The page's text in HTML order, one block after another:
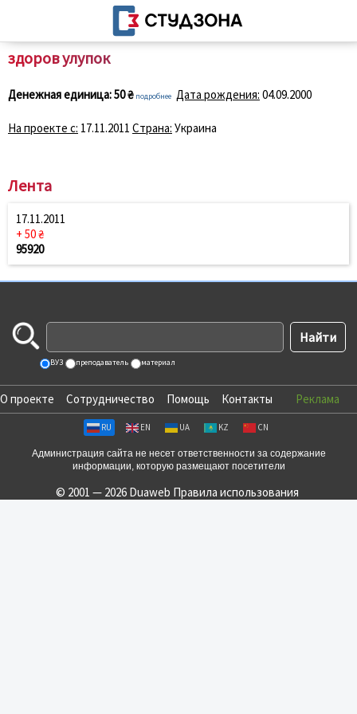
здоров улупок
Денежная единица:50 ₴ подробнее Дата рождения: 04.09.2000
На проекте с: 17.11.2011 Страна: Украина
Лента
17.11.2011
+ 50 ₴
95920
ВУЗ преподаватель материал
О проекте Сотрудничество Помощь Контакты Реклама
RU EN UA KZ CN
Администрация сайта не несет ответственности за содержание
информации, которую размещают посетители
© 2001 — 2026 Duaweb Правила использования